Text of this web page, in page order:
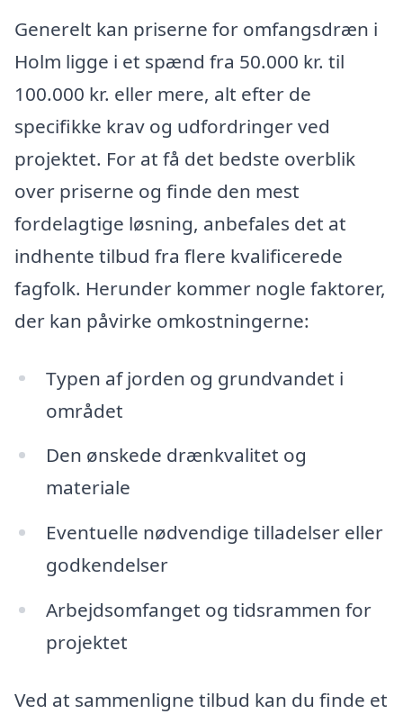
Generelt kan priserne for omfangsdræn i
Holm ligge i et spænd fra 50.000 kr. til
100.000 kr. eller mere, alt efter de
specifikke krav og udfordringer ved
projektet. For at få det bedste overblik
over priserne og finde den mest
fordelagtige løsning, anbefales det at
indhente tilbud fra flere kvalificerede
fagfolk. Herunder kommer nogle faktorer,
der kan påvirke omkostningerne:
Typen af jorden og grundvandet i
området
Den ønskede drænkvalitet og
materiale
Eventuelle nødvendige tilladelser eller
godkendelser
Arbejdsomfanget og tidsrammen for
projektet
Ved at sammenligne tilbud kan du finde et